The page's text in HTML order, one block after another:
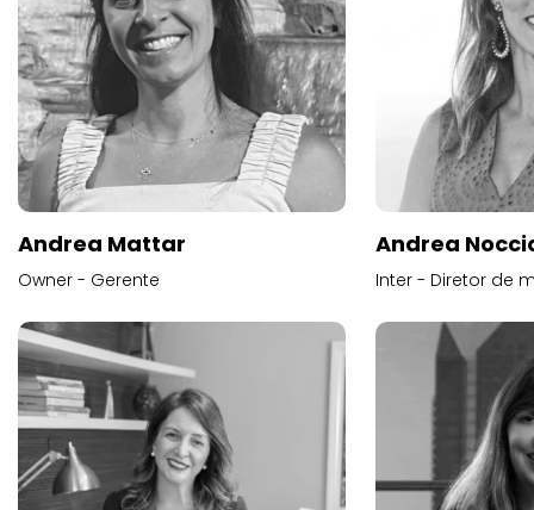
Andrea Mattar
Owner - Gerente
Andrea
Inter - Diretor de